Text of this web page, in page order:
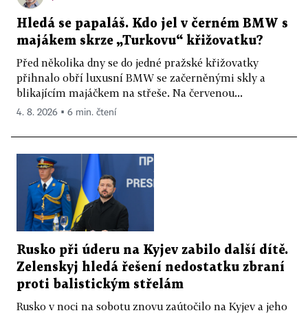
Hledá se papaláš. Kdo jel v černém BMW s
majákem skrze „Turkovu“ křižovatku?
Před několika dny se do jedné pražské křižovatky
přihnalo obří luxusní BMW se začerněnými skly a
blikajícím majáčkem na střeše. Na červenou...
4. 8. 2026 ▪ 6 min. čtení
Rusko při úderu na Kyjev zabilo další dítě.
Zelenskyj hledá řešení nedostatku zbraní
proti balistickým střelám
Rusko v noci na sobotu znovu zaútočilo na Kyjev a jeho